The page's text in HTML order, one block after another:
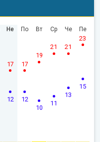
Не
12
17
По
12
17
Вт
10
19
Ср
11
21
Че
13
21
Пе
15
23